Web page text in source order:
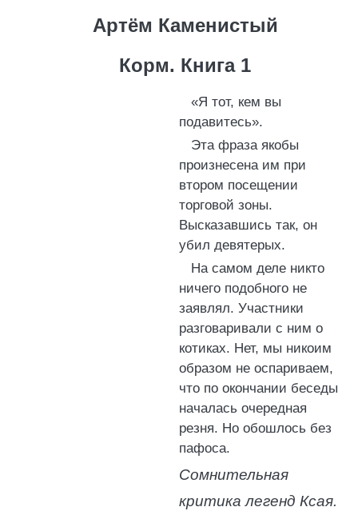
Артём Каменистый
Корм. Книга 1
«Я тот, кем вы
подавитесь».
Эта фраза якобы
произнесена им при
втором посещении
торговой зоны.
Высказавшись так, он
убил девятерых.
На самом деле никто
ничего подобного не
заявлял. Участники
разговаривали с ним о
котиках. Нет, мы никоим
образом не оспариваем,
что по окончании беседы
началась очередная
резня. Но обошлось без
пафоса.
Сомнительная
критика легенд Ксая.